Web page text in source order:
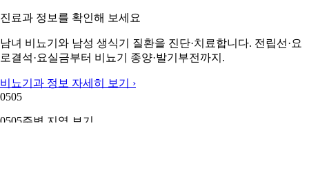
진료과 정보를 확인해 보세요
남녀 비뇨기와 남성 생식기 질환을 진단·치료합니다. 전립선·요
로결석·요실금부터 비뇨기 종양·발기부전까지.
비뇨기과 정보 자세히 보기 ›
0505
0505주변 지역 보기